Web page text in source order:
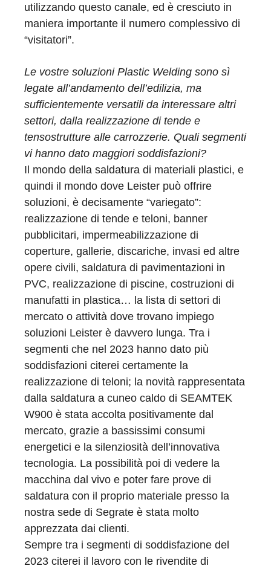
utilizzando questo canale, ed è cresciuto in
maniera importante il numero complessivo di
“visitatori”.
Le vostre soluzioni Plastic Welding sono sì
legate all’andamento dell’edilizia, ma
sufficientemente versatili da interessare altri
settori, dalla realizzazione di tende e
tensostrutture alle carrozzerie. Quali segmenti
vi hanno dato maggiori soddisfazioni?
Il mondo della saldatura di materiali plastici, e
quindi il mondo dove Leister può offrire
soluzioni, è decisamente “variegato”:
realizzazione di tende e teloni, banner
pubblicitari, impermeabilizzazione di
coperture, gallerie, discariche, invasi ed altre
opere civili, saldatura di pavimentazioni in
PVC, realizzazione di piscine, costruzioni di
manufatti in plastica… la lista di settori di
mercato o attività dove trovano impiego
soluzioni Leister è davvero lunga. Tra i
segmenti che nel 2023 hanno dato più
soddisfazioni citerei certamente la
realizzazione di teloni; la novità rappresentata
dalla saldatura a cuneo caldo di SEAMTEK
W900 è stata accolta positivamente dal
mercato, grazie a bassissimi consumi
energetici e la silenziosità dell’innovativa
tecnologia. La possibilità poi di vedere la
macchina dal vivo e poter fare prove di
saldatura con il proprio materiale presso la
nostra sede di Segrate è stata molto
apprezzata dai clienti.
Sempre tra i segmenti di soddisfazione del
2023 citerei il lavoro con le rivendite di